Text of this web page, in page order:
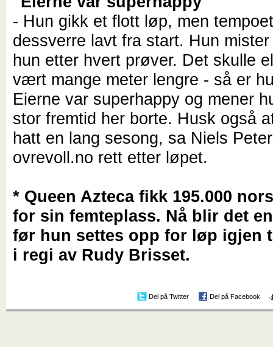
- Hun gikk et flott løp, men
dessverre lavt fra start. Hun
hun etter hvert prøver. Det skulle
vært mange meter lengre - så er
Eierne var superhappy og mener
stor fremtid her borte. Husk også
hatt en lang sesong, sa Niels
ovrevoll.no rett etter løpet.
* Queen Azteca fikk 195.000
for sin femteplass. Nå blir det
før hun settes opp for løp igjen
i regi av Rudy Brisset.
Del på Twitter Del på Facebook